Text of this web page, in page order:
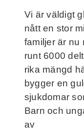
Vi är väldigt
nått en stor
familjer är nu
runt 6000
rika mängd
bygger en
sjukdomar
Barn och
av